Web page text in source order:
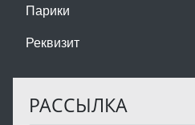
Парики
Реквизит
РАССЫЛКА